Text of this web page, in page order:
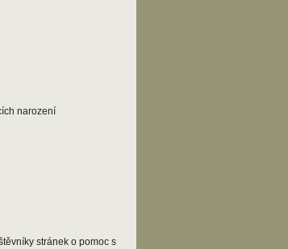
narození
stránek o pomoc s